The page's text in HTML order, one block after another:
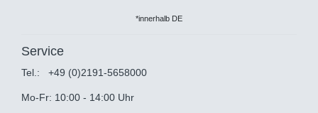
*innerhalb DE
Service
Tel.: +49 (0)2191-5658000
Mo-Fr: 10:00 - 14:00 Uhr